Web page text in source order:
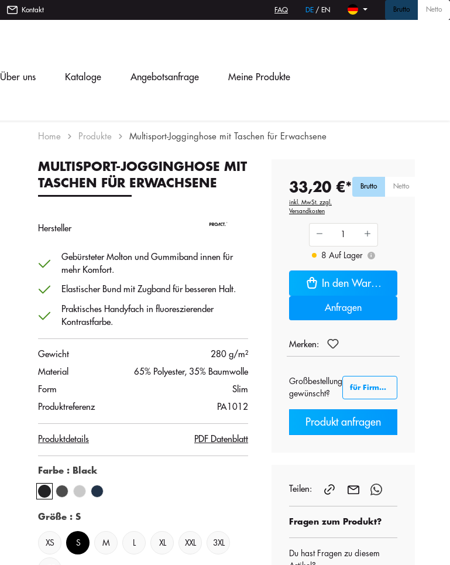
Kontakt FAQ DE / EN Brutto Netto
Über uns Kataloge Angebotsanfrage Meine Produkte
Home Produkte Multisport-Jogginghose mit Taschen für Erwachsene
MULTISPORT-JOGGINGHOSE MIT
TASCHEN FÜR ERWACHSENE
Hersteller
Gebürsteter Molton und Gummiband innen für
mehr Komfort.
Elastischer Bund mit Zugband für besseren Halt.
Praktisches Handyfach in fluoreszierender
Kontrastfarbe.
Gewicht
280 g/m²
Material
65% Polyester, 35% Baumwolle
Form
Slim
Produktreferenz
PA1012
Produktdetails PDF Datenblatt
Farbe : Black
Größe : S
XS S M XL XXL 3XL
33,20 €*
inkl. MwSt. zzgl.
Versandkosten
Brutto Netto
8 Auf Lager i
In den Warenkorb
Anfragen
Merken:
Großbestellung
gewünscht?
für Firmenkunden B2B
Produkt anfragen
Teilen:
Fragen zum Produkt?
Du hast Fragen zu diesem